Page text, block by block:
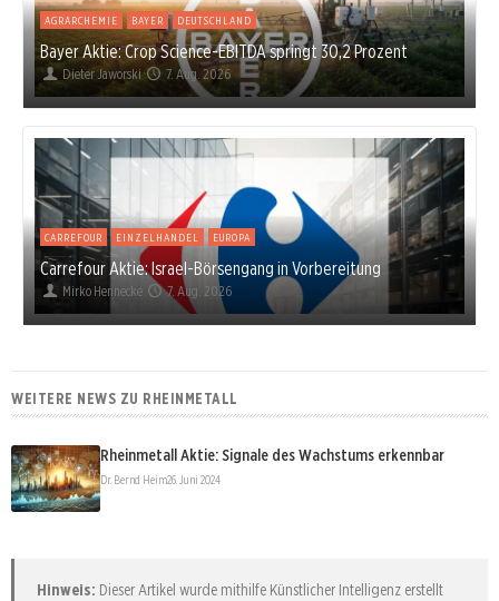
AGRARCHEMIE BAYER DEUTSCHLAND
Bayer Aktie: Crop Science-EBITDA springt 30,2 Prozent
Dieter Jaworski 7. Aug. 2026
CARREFOUR EINZELHANDEL EUROPA
Carrefour Aktie: Israel-Börsengang in Vorbereitung
Mirko Hennecke 7. Aug. 2026
WEITERE NEWS ZU RHEINMETALL
Rheinmetall Aktie: Signale des Wachstums erkennbar
Dr. Bernd Heim26. Juni 2024
Hinweis: Dieser Artikel wurde mithilfe Künstlicher Intelligenz erstellt